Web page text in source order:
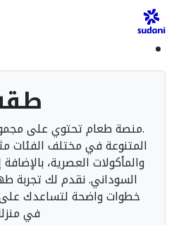
.منصة طعام تحتوي على
المتنوعة في مختلف الفئات
والمأكولات العصرية،
السوداني. نقدم لك
خطوات واضحة لتساعدك
في